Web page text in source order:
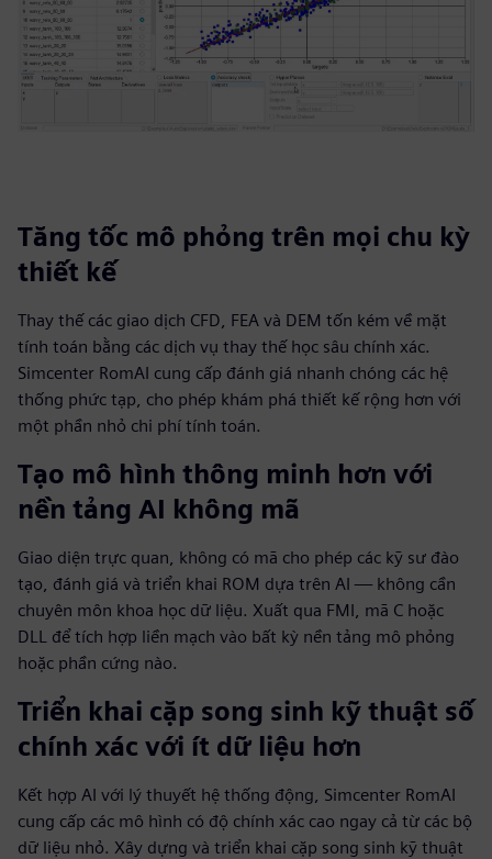
Tăng tốc mô phỏng trên mọi chu kỳ
thiết kế
Thay thế các giao dịch CFD, FEA và DEM tốn kém về mặt
tính toán bằng các dịch vụ thay thế học sâu chính xác.
Simcenter RomAI cung cấp đánh giá nhanh chóng các hệ
thống phức tạp, cho phép khám phá thiết kế rộng hơn với
một phần nhỏ chi phí tính toán.
Tạo mô hình thông minh hơn với
nền tảng AI không mã
Giao diện trực quan, không có mã cho phép các kỹ sư đào
tạo, đánh giá và triển khai ROM dựa trên AI — không cần
chuyên môn khoa học dữ liệu. Xuất qua FMI, mã C hoặc
DLL để tích hợp liền mạch vào bất kỳ nền tảng mô phỏng
hoặc phần cứng nào.
Triển khai cặp song sinh kỹ thuật số
chính xác với ít dữ liệu hơn
Kết hợp AI với lý thuyết hệ thống động, Simcenter RomAI
cung cấp các mô hình có độ chính xác cao ngay cả từ các bộ
dữ liệu nhỏ. Xây dựng và triển khai cặp song sinh kỹ thuật